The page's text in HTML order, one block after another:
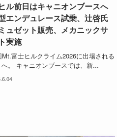
ル前日はキャニオンブースへ
エンデュレース試乗、辻啓氏
ュゼット販売、メカニックサ
実施
Mt.富士ヒルクライム2026に出場される
へ。 キャニオンブースでは、新...